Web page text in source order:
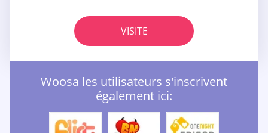
VISITE
Woosa les utilisateurs s'inscrivent
également ici: